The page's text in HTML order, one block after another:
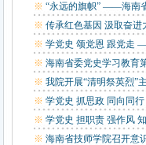
※ “永远的旗帜” ——海南
※ 传承红色基因 汲取奋
※ 学党史 颂党恩 跟党走
※ 海南省委党史学习教育
※ 我院开展“清明祭英烈”
※ 学党史 抓思政 同向同
※ 学党史 担职责 强作风
※ 海南省技师学院召开意